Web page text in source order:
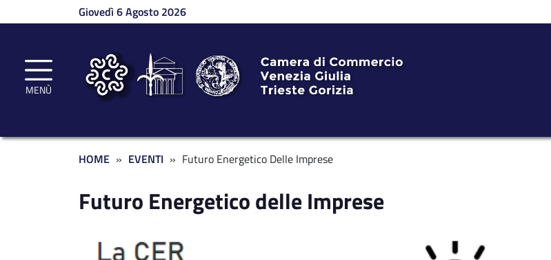
Salta al contenuto principaleGiovedì 6 Agosto 2026
MENÙ
Briciole di pane
HOME EVENTI Futuro Energetico Delle Imprese
Futuro Energetico delle Imprese